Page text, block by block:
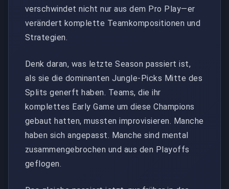
verschwindet nicht nur aus dem Pro Play—er
verändert komplette Teamkompositionen und
Strategien.
Denk daran, was letzte Season passiert ist,
als sie die dominanten Jungle-Picks Mitte des
Splits generft haben. Teams, die ihr
komplettes Early Game um diese Champions
gebaut hatten, mussten improvisieren. Manche
haben sich angepasst. Manche sind mental
zusammengebrochen und aus den Playoffs
geflogen.